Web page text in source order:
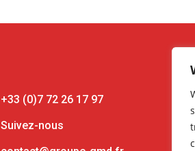
+33 (0)7 72 26 17 97
Suivez-nous
le